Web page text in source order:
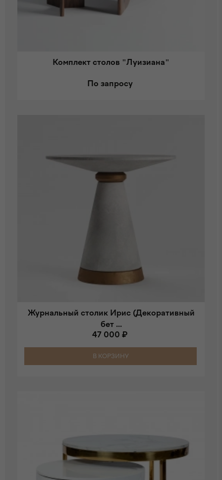
Комплект столов "Луизиана"
По запросу
Журнальный столик Ирис (Декоративный
бет ...
47 000 ₽
В КОРЗИНУ